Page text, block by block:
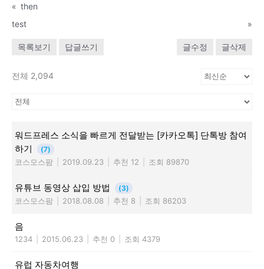
« then
test
»
목록보기 답글쓰기 글수정 글삭제
전체 2,094
워드프레스 소식을 빠르게 전달받는 [카카오톡] 단톡방 참여
하기
(7)
코스모스팜 2019.09.23 추천 12 조회 89870
유튜브 동영상 삽입 방법 (3)
코스모스팜 2018.08.08 추천 8 조회 86203
음
1234 2015.06.23 추천 0 조회 4379
유럽 자동차여행